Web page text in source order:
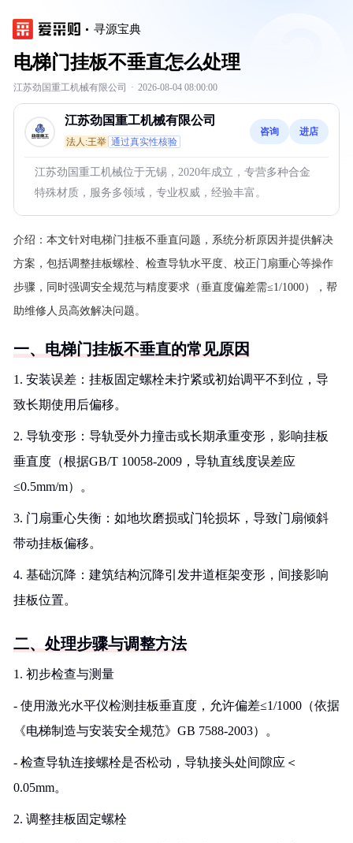
寻源宝典
电梯门挂板不垂直怎么处理
江苏劲国重工机械有限公司 · 2026-08-04 08:00:00
江苏劲国重工机械有限公司
法人:王举 通过真实性核验
咨询 进店
江苏劲国重工机械位于无锡，2020年成立，专营多种合金
特殊材质，服务多领域，专业权威，经验丰富。
介绍： 本文针对电梯门挂板不垂直问题，系统分析原因并提供解决
方案，包括调整挂板螺栓、检查导轨水平度、校正门扇重心等操作
步骤，同时强调安全规范与精度要求（垂直度偏差需≤1/1000），帮
助维修人员高效解决问题。
一、电梯门挂板不垂直的常见原因
1. 安装误差：挂板固定螺栓未拧紧或初始调平不到位，导
致长期使用后偏移。
2. 导轨变形：导轨受外力撞击或长期承重变形，影响挂板
垂直度（根据GB/T 10058-2009，导轨直线度误差应
≤0.5mm/m）。
3. 门扇重心失衡：如地坎磨损或门轮损坏，导致门扇倾斜
带动挂板偏移。
4. 基础沉降：建筑结构沉降引发井道框架变形，间接影响
挂板位置。
二、处理步骤与调整方法
1. 初步检查与测量
- 使用激光水平仪检测挂板垂直度，允许偏差≤1/1000（依据
《电梯制造与安装安全规范》GB 7588-2003）。
- 检查导轨连接螺栓是否松动，导轨接头处间隙应＜
0.05mm。
2. 调整挂板固定螺栓